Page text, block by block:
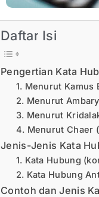
Daftar Isi
Pengertian Kata
1. Menurut Kamus
2. Menurut
3. Menurut
4. Menurut Chaer
Jenis-Jenis Kata
1. Kata Hubung
2. Kata Hubung
Contoh dan Jenis